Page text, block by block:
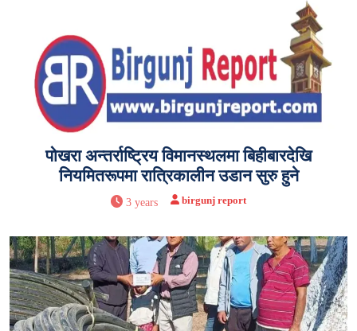
पोखरा अन्तर्राष्ट्रिय विमानस्थलमा बिहीबारदेखि
नियमितरूपमा रात्रिकालीन उडान सुरु हुने
3 years birgunj report